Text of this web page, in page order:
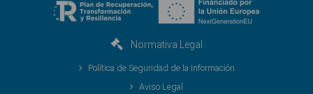
Normativa Legal
Política de Seguridad de la Información
Aviso Legal